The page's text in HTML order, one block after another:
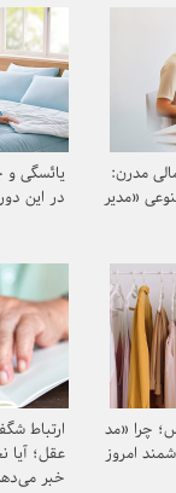
مدرن:
«مدیر
یائسگی
در این
چرا «مد
امروز
ارتباط
عقل؛ آیا
خبر